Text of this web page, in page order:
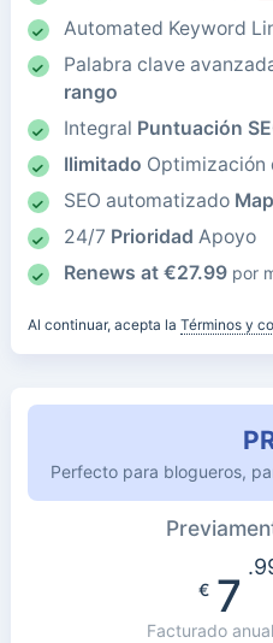
Automated Keyword
Palabra clave
rango
Integral Puntuación
Ilimitado Optimización
SEO automatizado
24/7 Prioridad Apoyo
Renews at €27.99 por
Al continuar, acepta la Términos y
Perfecto para blogueros,
€7
Facturado